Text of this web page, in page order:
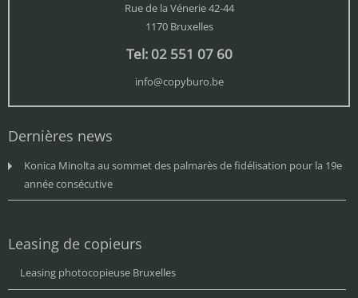
Rue de la Vénerie 42-44
1170 Bruxelles
Tel: 02 551 07 60
info@copyburo.be
Dernières news
Konica Minolta au sommet des palmarès de fidélisation pour la 19e
année consécutive
Leasing de copieurs
Leasing photocopieuse Bruxelles